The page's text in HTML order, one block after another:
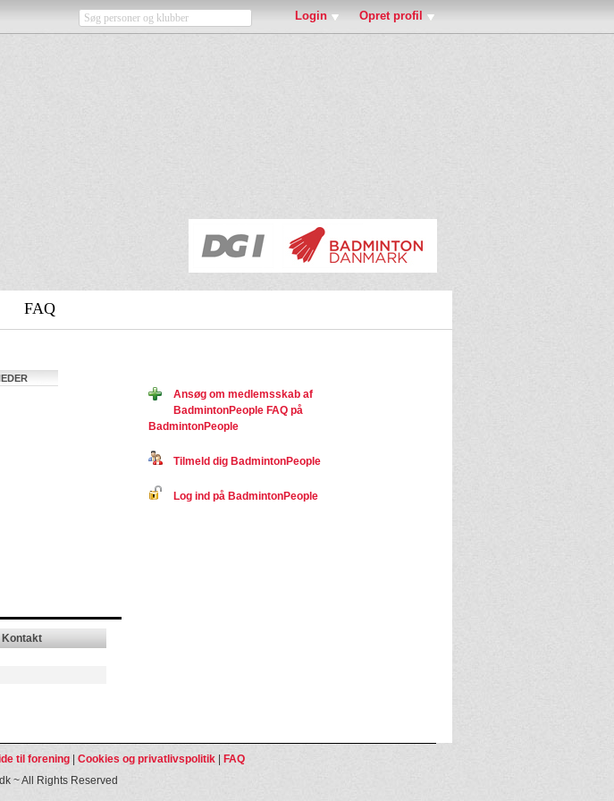
Login Opret profil
FAQ
Kontakt
Ansøg om medlemsskab af
BadmintonPeople FAQ på
BadmintonPeople
Tilmeld dig BadmintonPeople
Log ind på BadmintonPeople
til forening Cookies og privatlivspolitik
FAQ
~ All Rights Reserved